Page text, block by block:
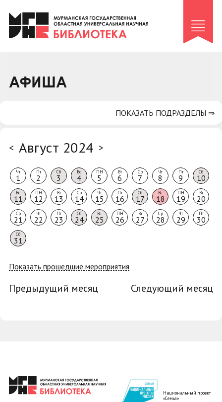
Клуб «Гиря и сельдерей»
Клуб «Семейный архив»
Коллегам
АФИША
< Август 2024 >
Чт
1
Пт
2
Сб
3
Вс
4
ПН
5
Вт
6
Ср
7
Чт
8
Пт
9
Сб
10
Вс
11
ПН
12
Вт
13
Ср
14
Чт
15
Пт
16
Сб
17
Вс
18
ПН
19
Вт
20
Ср
21
Чт
22
Пт
23
Сб
24
Вс
25
ПН
26
Вт
27
Ср
28
Чт
29
Пт
30
Сб
31
Показать прошедшие мероприятия
Предыдущий месяц Следующий месяц
ПОКАЗАТЬ ПОДРАЗДЕЛЫ ⇒
Национальный проект
«Семья»